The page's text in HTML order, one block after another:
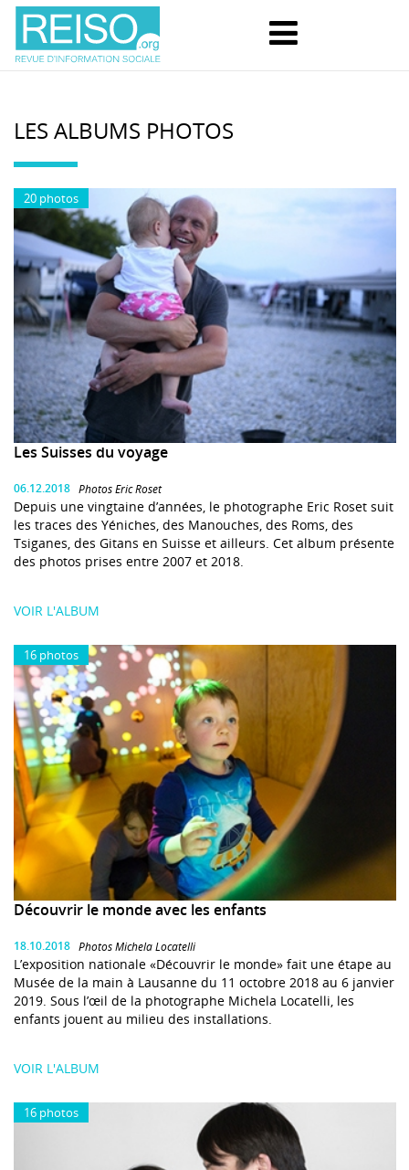
LES ALBUMS PHOTOS
20 photos
Les Suisses du voyage
06.12.2018 Photos Eric Roset
Depuis une vingtaine d’années, le photographe Eric Roset suit
les traces des Yéniches, des Manouches, des Roms, des
Tsiganes, des Gitans en Suisse et ailleurs. Cet album présente
des photos prises entre 2007 et 2018.
VOIR L'ALBUM
16 photos
Découvrir le monde avec les enfants
18.10.2018 Photos Michela Locatelli
L’exposition nationale «Découvrir le monde» fait une étape au
Musée de la main à Lausanne du 11 octobre 2018 au 6 janvier
2019. Sous l’œil de la photographe Michela Locatelli, les
enfants jouent au milieu des installations.
VOIR L'ALBUM
16 photos